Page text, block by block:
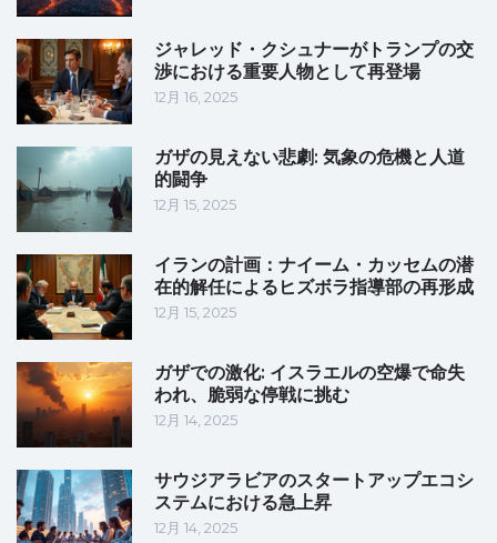
ジャレッド・クシュナーがトランプの交
渉における重要人物として再登場
12月 16, 2025
ガザの見えない悲劇: 気象の危機と人道
的闘争
12月 15, 2025
イランの計画：ナイーム・カッセムの潜
在的解任によるヒズボラ指導部の再形成
12月 15, 2025
ガザでの激化: イスラエルの空爆で命失
われ、脆弱な停戦に挑む
12月 14, 2025
サウジアラビアのスタートアップエコシ
ステムにおける急上昇
12月 14, 2025